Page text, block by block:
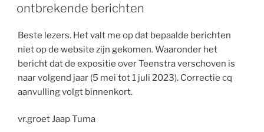
ontbrekende berichten
Beste lezers. Het valt me op dat bepaalde berichten
niet op de website zijn gekomen. Waaronder het
bericht dat de expositie over Teenstra verschoven is
naar volgend jaar (5 mei tot 1 juli 2023). Correctie cq
aanvulling volgt binnenkort.
vr.groet Jaap Tuma